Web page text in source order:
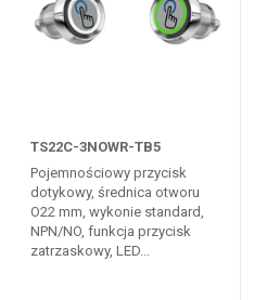
TS22C-3NOWR-TB5
Pojemnościowy przycisk
dotykowy, średnica otworu
O22 mm, wykonie standard,
NPN/NO, funkcja przycisk
zatrzaskowy, LED...